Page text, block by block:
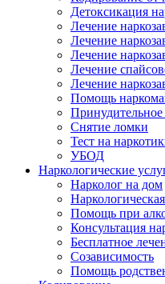
Детоксикация
Лечение
Лечение
Лечение
Лечение
Лечение
Помощь
Снятие ломки
Тест на
УБОД
Наркологические
Нарколог на дом
Помощь при
Консультация
Бесплатное
Созависимость
Помощь